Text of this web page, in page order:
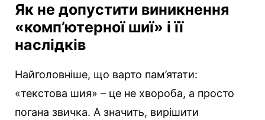
Як не допустити виникнення
«комп’ютерної шиї» і її
наслідків
Найголовніше, що варто пам’ятати:
«текстова шия» – це не хвороба, а просто
погана звичка. А значить, вирішити